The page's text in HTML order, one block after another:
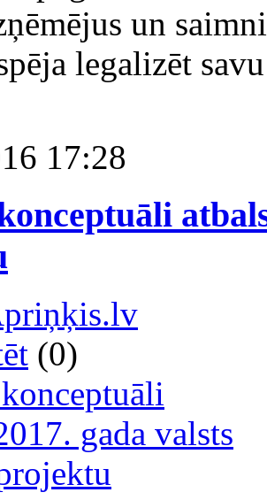
un
legalizēt
17:28
(0)